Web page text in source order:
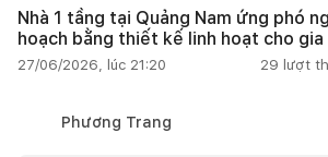
Nhà 1 tầng tại Quảng Nam ứng phó
hoạch bằng thiết kế linh hoạt cho
27/06/2026, lúc 21:20 29 lượt
Phương Trang